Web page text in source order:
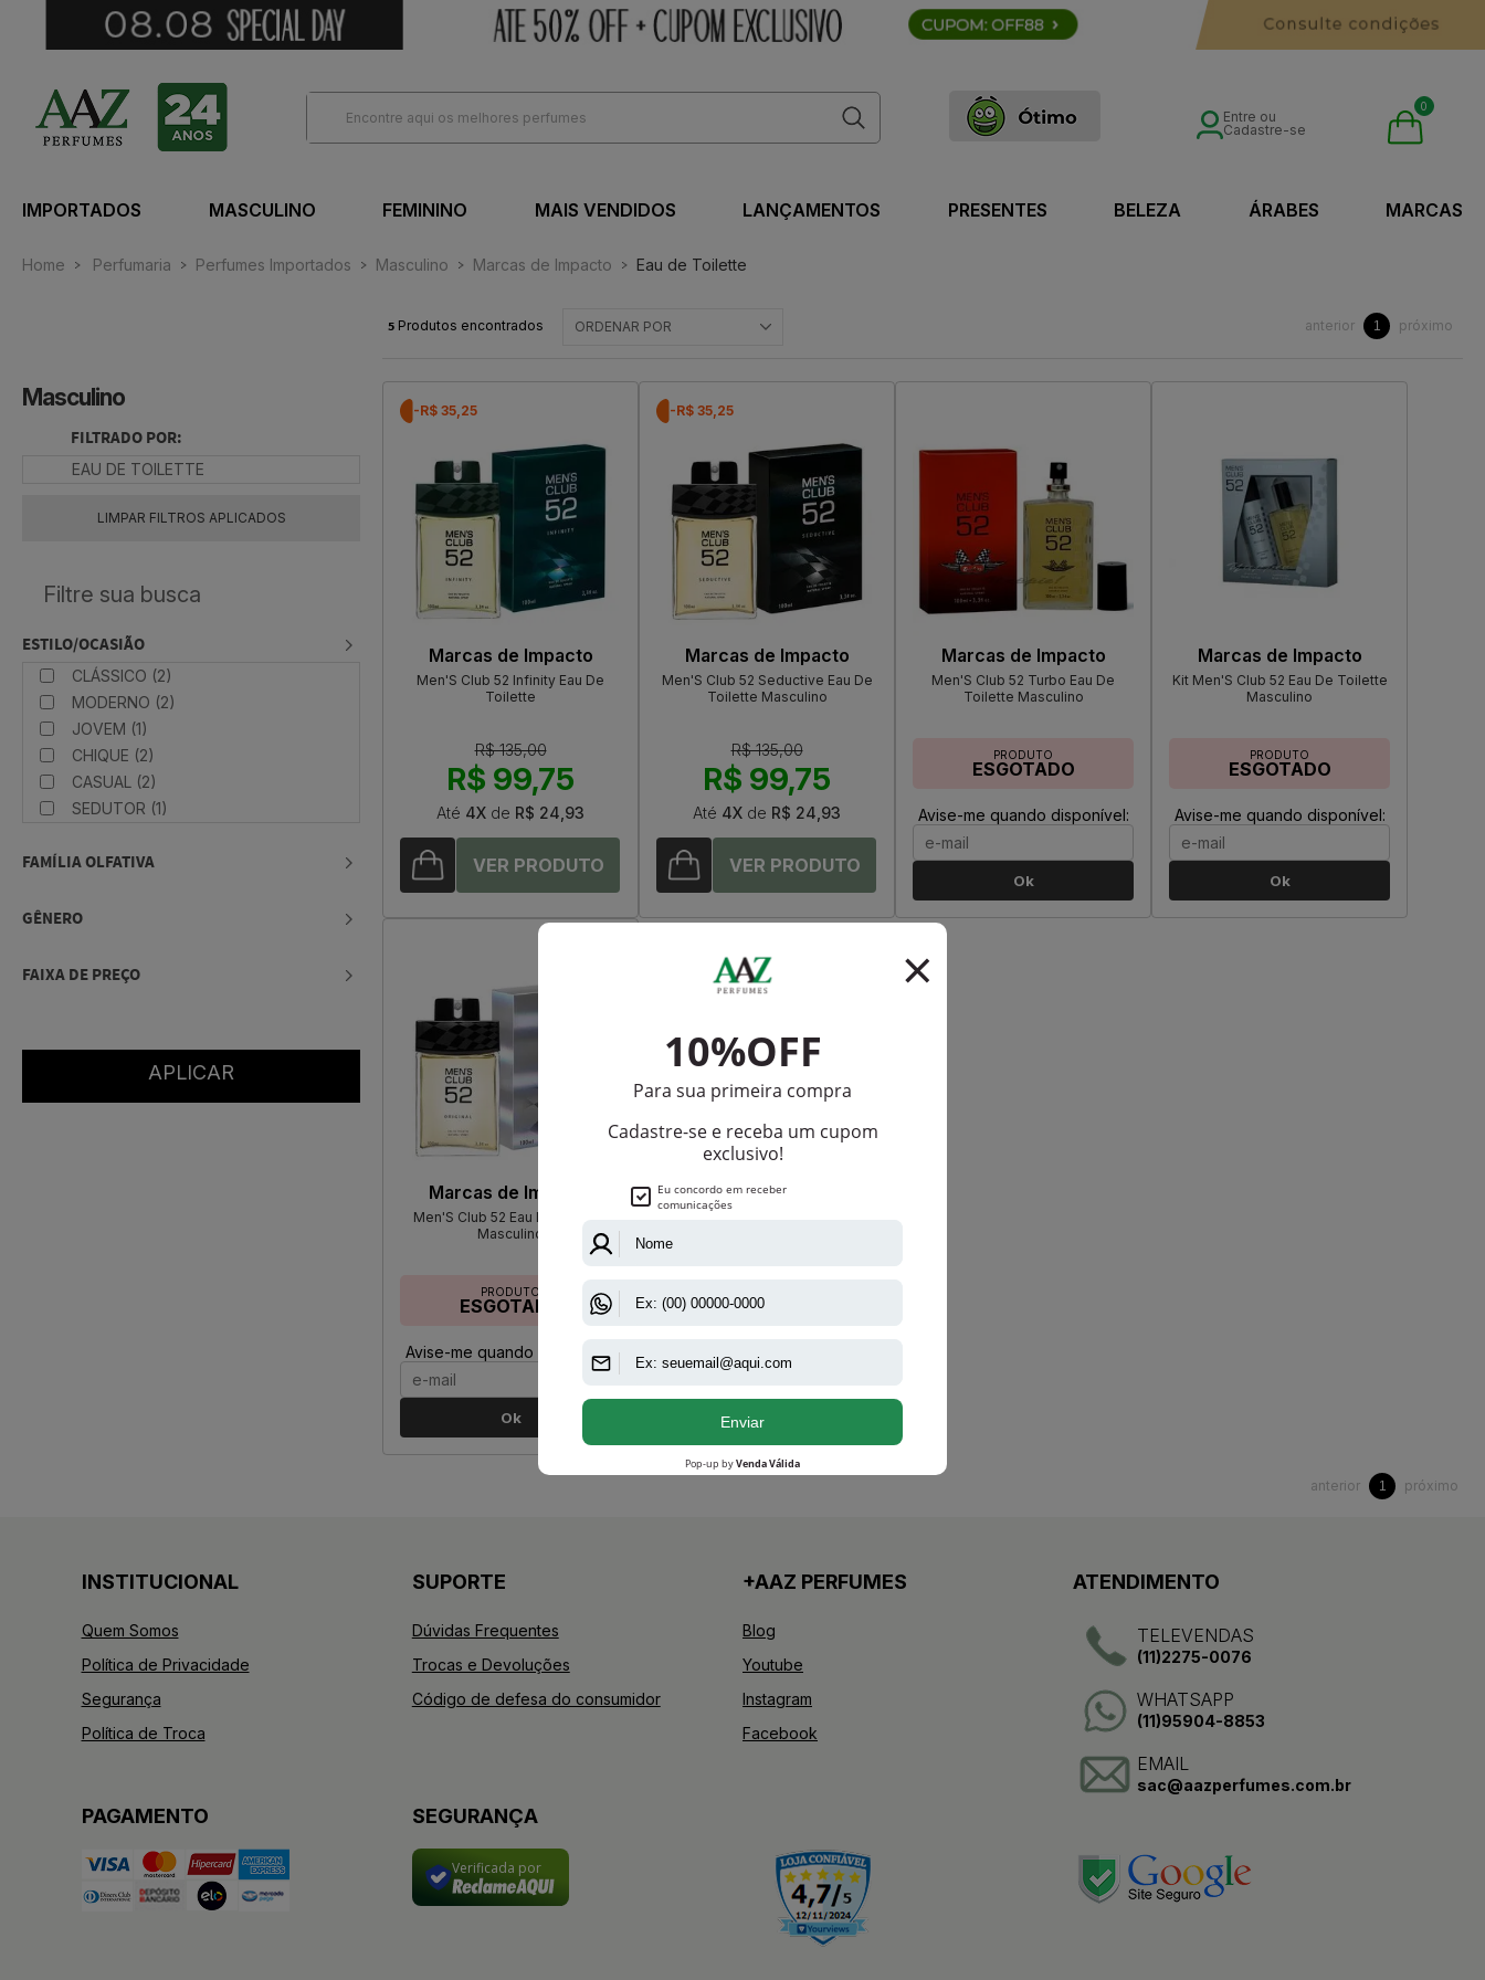
Entre ou
Cadastre-se
0
IMPORTADOS MASCULINO FEMININO MAIS VENDIDOS LANÇAMENTOS PRESENTES BELEZA ÁRABES MARCAS
Home Perfumaria Perfumes Importados Masculino Marcas de Impacto Eau de Toilette
Masculino
FILTRADO POR:
EAU DE TOILETTE
LIMPAR FILTROS APLICADOS
ESTILO/OCASIÃO
CLÁSSICO (2)
MODERNO (2)
JOVEM (1)
CHIQUE (2)
CASUAL (2)
SEDUTOR (1)
FAMÍLIA OLFATIVA
GÊNERO
FAIXA DE PREÇO
ORDENAR POR
5 Produtos encontrados anterior 1 próximo
-R$ 35,25
Marcas de Impacto
Men'S Club 52 Infinity Eau De
Toilette
R$ 135,00
R$ 99,75
Até 4X de R$ 24,93
-R$ 35,25
Marcas de Impacto
Men'S Club 52 Seductive Eau De
Toilette Masculino
R$ 135,00
R$ 99,75
Até 4X de R$ 24,93
Marcas de Impacto
Men'S Club 52 Turbo Eau De
Toilette Masculino
PRODUTO
ESGOTADO
Avise-me quando disponível:
Ok
Marcas de Impacto
Kit Men'S Club 52 Eau De Toilette
Masculino
PRODUTO
ESGOTADO
Avise-me quando disponível:
Ok
Marcas de Impacto
Men'S Club 52 Eau De Toilette
Masculino
PRODUTO
ESGOTADO
Avise-me quando disponível:
Ok
anterior 1 próximo
INSTITUCIONAL
Quem Somos
Política de Privacidade
Segurança
Política de Troca
SUPORTE
Dúvidas Frequentes
Trocas e Devoluções
Código de defesa do consumidor
+AAZ PERFUMES
Blog
Youtube
Instagram
Facebook
ATENDIMENTO
TELEVENDAS
(11)2275-0076
WHATSAPP
(11)95904-8853
EMAIL
sac@aazperfumes.com.br
PAGAMENTO SEGURANÇA
Verificada por